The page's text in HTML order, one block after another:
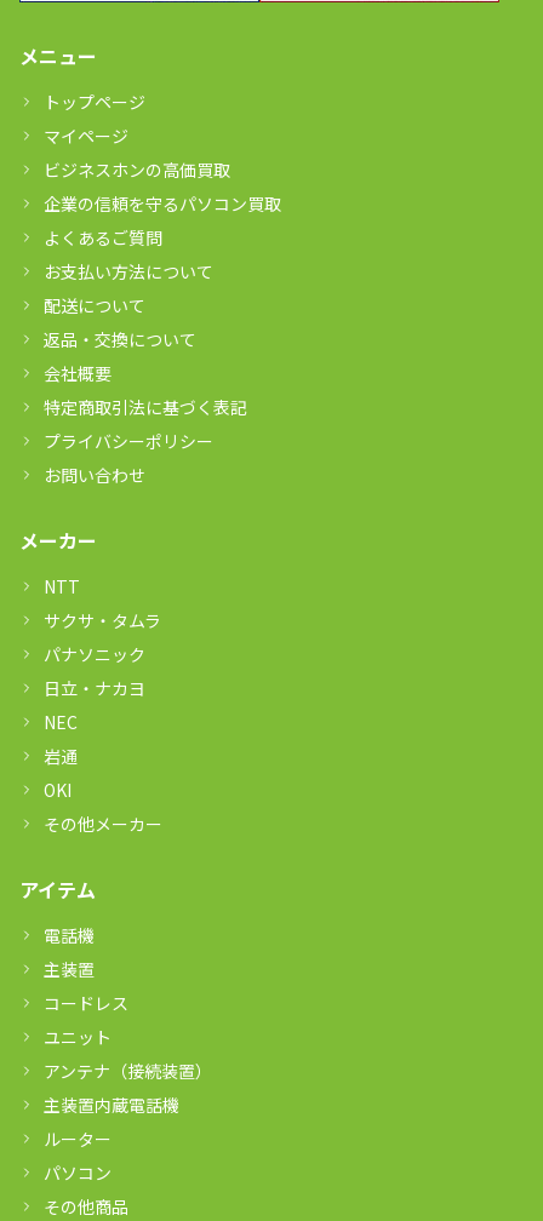
メニュー
トップページ
マイページ
ビジネスホンの高価買取
企業の信頼を守るパソコン買取
よくあるご質問
お支払い方法について
配送について
返品・交換について
会社概要
特定商取引法に基づく表記
プライバシーポリシー
お問い合わせ
メーカー
NTT
サクサ・タムラ
パナソニック
日立・ナカヨ
NEC
岩通
OKI
その他メーカー
アイテム
電話機
主装置
コードレス
ユニット
アンテナ（接続装置）
主装置内蔵電話機
ルーター
パソコン
その他商品